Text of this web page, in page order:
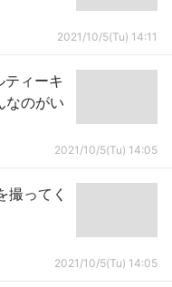
2021/10/5(Tu) 14:11
ティーキ
のがい
2021/10/5(Tu) 14:05
撮ってく
2021/10/5(Tu) 14:05